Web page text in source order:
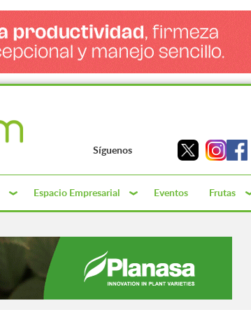
Síguenos
Espacio Empresarial Eventos Frutas